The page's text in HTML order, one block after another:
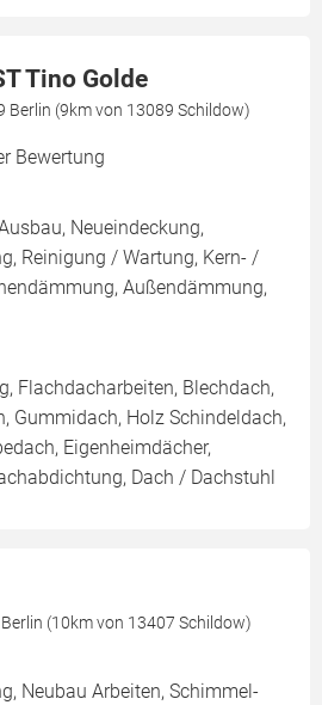
Tino Golde
Berlin (9km von 13089 Schildow)
Bewertung
Neueindeckung,
Reinigung / Wartung, Kern- /
Außendämmung,
Flachdacharbeiten, Blechdach,
Gummidach, Holz Schindeldach,
Eigenheimdächer,
Dach / Dachstuhl
(10km von 13407 Schildow)
Neubau Arbeiten, Schimmel-